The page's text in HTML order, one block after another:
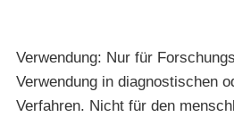
Verwendung: Nur für
Verwendung in diagnostischen
Verfahren. Nicht für den